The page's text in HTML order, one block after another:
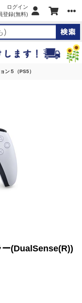
ログイン
登録(無料)
ン５（PS5）
ー(DualSense(R))